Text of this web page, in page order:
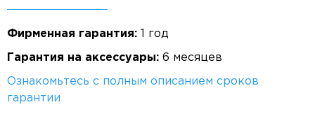
Фирменная гарантия: 1 год
Гарантия на аксессуары: 6 месяцев
Ознакомьтесь с полным описанием сроков
гарантии